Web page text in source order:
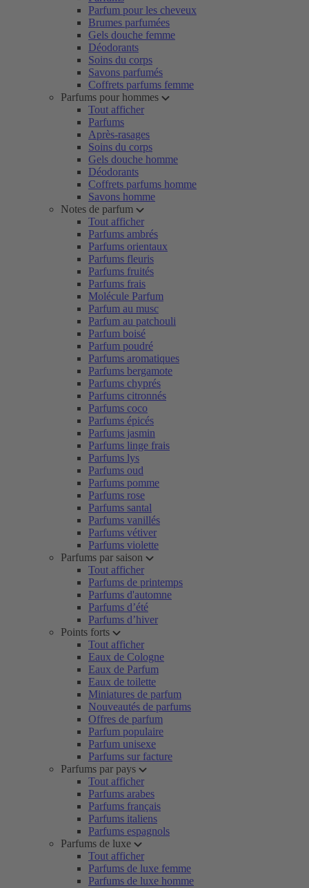
Parfum pour les cheveux
Brumes parfumées
Gels douche femme
Déodorants
Soins du corps
Savons parfumés
Coffrets parfums femme
Parfums pour hommes
Tout afficher
Parfums
Après-rasages
Soins du corps
Gels douche homme
Déodorants
Coffrets parfums homme
Savons homme
Notes de parfum
Tout afficher
Parfums ambrés
Parfums orientaux
Parfums fleuris
Parfums fruités
Parfums frais
Molécule Parfum
Parfum au musc
Parfum au patchouli
Parfum boisé
Parfum poudré
Parfums aromatiques
Parfums bergamote
Parfums chyprés
Parfums citronnés
Parfums coco
Parfums épicés
Parfums jasmin
Parfums linge frais
Parfums lys
Parfums oud
Parfums pomme
Parfums rose
Parfums santal
Parfums vanillés
Parfums vétiver
Parfums violette
Parfums par saison
Tout afficher
Parfums de printemps
Parfums d'automne
Parfums d’été
Parfums d’hiver
Points forts
Tout afficher
Eaux de Cologne
Eaux de Parfum
Eaux de toilette
Miniatures de parfum
Nouveautés de parfums
Offres de parfum
Parfum populaire
Parfum unisexe
Parfums sur facture
Parfums par pays
Tout afficher
Parfums arabes
Parfums français
Parfums italiens
Parfums espagnols
Parfums de luxe
Tout afficher
Parfums de luxe femme
Parfums de luxe homme